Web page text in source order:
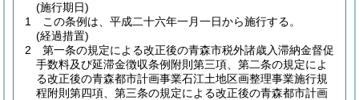
(施行期日)
1
この条例は、平成二十六年一月一日から施行する。
(経過措置)
2
第一条の規定による改正後の青森市税外諸歳入滞納金督促
手数料及び延滞金徴収条例附則第三項、第二条の規定によ
る改正後の青森都市計画事業石江土地区画整理事業施行規
程附則第四項、第三条の規定による改正後の青森都市計画